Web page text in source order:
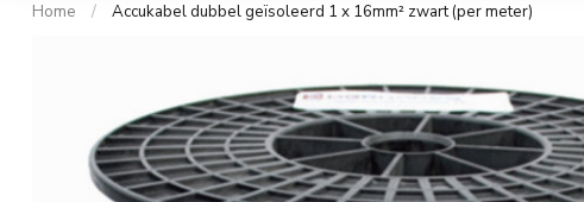
Home / Accukabel dubbel geïsoleerd 1 x 16mm² zwart (per meter)